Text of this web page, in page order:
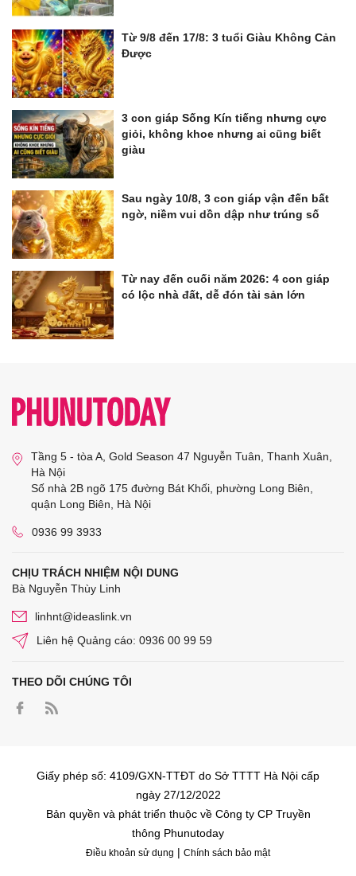
Từ 9/8 đến 17/8: 3 tuổi Giàu Không Cản
Được
3 con giáp Sống Kín tiếng nhưng cực
giỏi, không khoe nhưng ai cũng biết
giàu
Sau ngày 10/8, 3 con giáp vận đến bất
ngờ, niềm vui dồn dập như trúng số
Từ nay đến cuối năm 2026: 4 con giáp
có lộc nhà đất, dễ đón tài sản lớn
Tầng 5 - tòa A, Gold Season 47 Nguyễn Tuân, Thanh Xuân,
Hà Nội
Số nhà 2B ngõ 175 đường Bát Khối, phường Long Biên,
quận Long Biên, Hà Nội
0936 99 3933
CHỊU TRÁCH NHIỆM NỘI DUNG
Bà Nguyễn Thùy Linh
linhnt@ideaslink.vn
Liên hệ Quảng cáo: 0936 00 99 59
THEO DÕI CHÚNG TÔI
Giấy phép số: 4109/GXN-TTĐT do Sở TTTT Hà Nội cấp
ngày 27/12/2022
Bản quyền và phát triển thuộc về Công ty CP Truyền
thông Phunutoday
Điều khoản sử dụng | Chính sách bảo mật